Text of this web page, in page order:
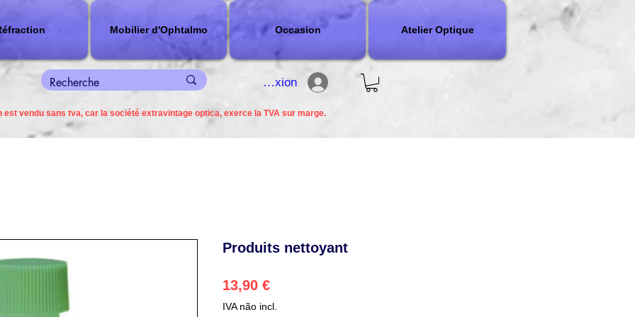
Mobilier d'Ophtalmo Occasion Atelier Optique
connexion
est vendu sans tva, car la société extravintage optica, exerce la TVA sur marge.
Produits nettoyant
13,90 €Preço
IVA não incl.